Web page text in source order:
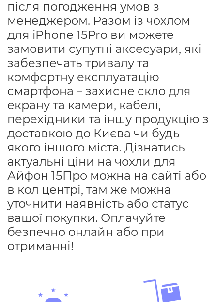
після погодження умов з
менеджером. Разом із чохлом
для iPhone 15Pro ви можете
замовити супутні аксесуари, які
забезпечать тривалу та
комфортну експлуатацію
смартфона – захисне скло для
екрану та камери, кабелі,
перехідники та іншу продукцію з
доставкою до Києва чи будь-
якого іншого міста. Дізнатись
актуальні ціни на чохли для
Айфон 15Про можна на сайті або
в кол центрі, там же можна
уточнити наявність або статус
вашої покупки. Оплачуйте
безпечно онлайн або при
отриманні!